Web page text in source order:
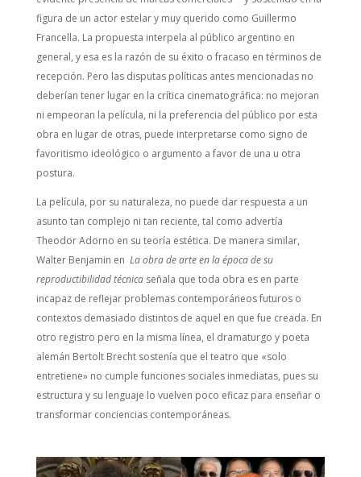
figura de un actor estelar y muy querido como Guillermo
Francella. La propuesta interpela al público argentino en
general, y esa es la razón de su éxito o fracaso en términos de
recepción. Pero las disputas políticas antes mencionadas no
deberían tener lugar en la crítica cinematográfica: no mejoran
ni empeoran la película, ni la preferencia del público por esta
obra en lugar de otras, puede interpretarse como signo de
favoritismo ideológico o argumento a favor de una u otra
postura.
La película, por su naturaleza, no puede dar respuesta a un
asunto tan complejo ni tan reciente, tal como advertía
Theodor Adorno en su teoría estética. De manera similar,
Walter Benjamin en La obra de arte en la época de su
reproductibilidad técnicaseñala que toda obra es en parte
incapaz de reflejar problemas contemporáneos futuros o
contextos demasiado distintos de aquel en que fue creada. En
otro registro pero en la misma línea, el dramaturgo y poeta
alemán Bertolt Brecht sostenía que el teatro que «solo
entretiene» no cumple funciones sociales inmediatas, pues su
estructura y su lenguaje lo vuelven poco eficaz para enseñar o
transformar conciencias contemporáneas.